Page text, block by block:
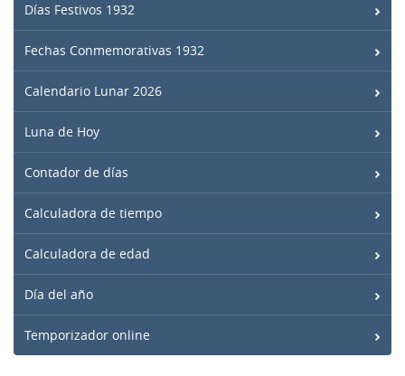
Días Festivos 1932
Fechas Conmemorativas 1932
Calendario Lunar 2026
Luna de Hoy
Contador de días
Calculadora de tiempo
Calculadora de edad
Día del año
Temporizador online